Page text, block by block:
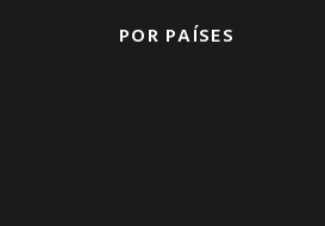
POR PAÍSES